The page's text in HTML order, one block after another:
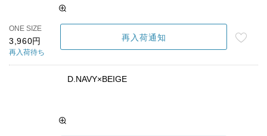
ONE SIZE
3,960円
再入荷待ち
再入荷通知
D.NAVY×BEIGE